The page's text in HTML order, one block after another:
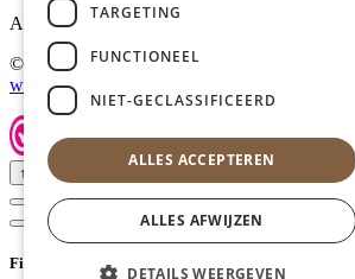
Al onze prijzen zijn incl. BTW
© Copyright 2026 Limburgs Bakwinkeltje |
webmix
↑ Top
Filter
TARGETING
FUNCTIONEEL
NIET-GECLASSIFICEERD
ALLES ACCEPTEREN
ALLES AFWIJZEN
DETAILS WEERGEVEN